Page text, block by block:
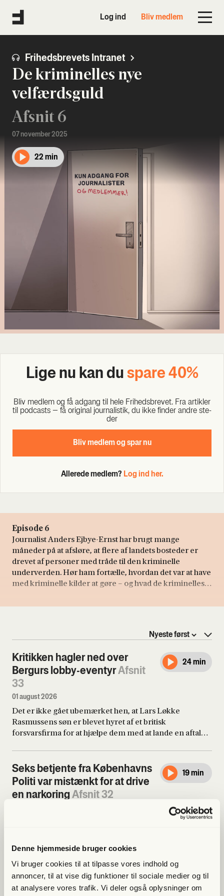
Denne hjemmeside bruger cookies
Vi bruger cookies til at tilpasse vores indhold og
annoncer, til at vise dig funktioner til sociale medier og til
at analysere vores trafik. Vi deler også oplysninger om
Log ind Bliv medlem
Frihedsbrevets Intranet
De kriminelles nye
velfærdsguld
Afsnit 6
07 november 2025
22 min
Lige nu kan du spa­re 40%
Bliv med­lem og få adgang til hele Fri­heds­bre­vet. Fra artik­ler
til podcasts – få ori­gi­nal jour­na­li­stik, du ikke fin­der andre ste­
der
Bliv med­lem og spar nu
Allerede medlem? Log ind her.
Episode 6
Journalist Anders Ejbye-Ernst har brugt mange
måneder på at afsløre, at flere af landets bosteder er
drevet af personer med tråde til den kriminelle
underverden. Hør ham fortælle, hvordan det var at have
med kriminelle kilder at gøre – og hvad de kriminelles
Kritikken hagler ned over
Bergurs lobby-eventyrAfsnit
33
01 august 2026
24 min
Det er ikke gået ubemærket hen, at Lars Løkke
Rasmussens søn er blevet hyret af et britisk
forsvarsfirma for at hjælpe dem med at lande en aftale
problem, mener flere. Anton Dahl Andersen har talt
med en række britiske eksperter om den konkrete sag,
og derudover har han fulgt Bergur Løkkes gøren og
laden i flere år.
Seks betjente fra Københavns
Politi var mistænkt for at drive
en narkoringAfsnit 32
19 min
Anna Bjørg fortæller om arbejdet bag vores nye
korruptionsskandale hos politiet. Sigtelserne var grove,
men pludselig frafaldt de. Hvem taler sandt, og hvordan
arbejder Den Uafhængige Politiklagemyndighed i
virkeligheden?
Den kendte skatteadvokats
fald fra tinderneAfsnit 31